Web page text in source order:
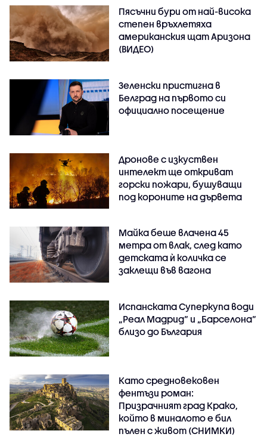
Пясъчни бури от най-висока
степен връхлетяха
американския щат Аризона
(ВИДЕО)
Зеленски пристигна в
Белград на първото си
официално посещение
Дронове с изкуствен
интелект ще откриват
горски пожари, бушуващи
под короните на дървета
Майка беше влачена 45
метра от влак, след като
детската ѝ количка се
заклещи във вагона
Испанската Суперкупа води
„Реал Мадрид“ и „Барселона“
близо до България
Като средновековен
фентъзи роман:
Призрачният град Крако,
който в миналото е бил
пълен с живот (СНИМКИ)